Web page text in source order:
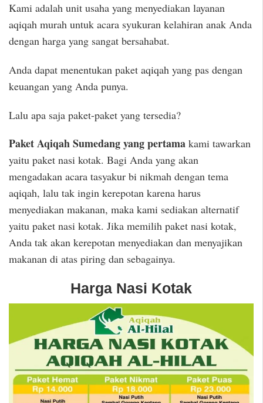
Kami adalah unit usaha yang menyediakan layanan
aqiqah murah untuk acara syukuran kelahiran anak Anda
dengan harga yang sangat bersahabat.
Anda dapat menentukan paket aqiqah yang pas dengan
keuangan yang Anda punya.
Lalu apa saja paket-paket yang tersedia?
Paket Aqiqah Sumedang yang pertama kami tawarkan
yaitu paket nasi kotak. Bagi Anda yang akan
mengadakan acara tasyakur bi nikmah dengan tema
aqiqah, lalu tak ingin kerepotan karena harus
menyediakan makanan, maka kami sediakan alternatif
yaitu paket nasi kotak. Jika memilih paket nasi kotak,
Anda tak akan kerepotan menyediakan dan menyajikan
makanan di atas piring dan sebagainya.
Harga Nasi Kotak